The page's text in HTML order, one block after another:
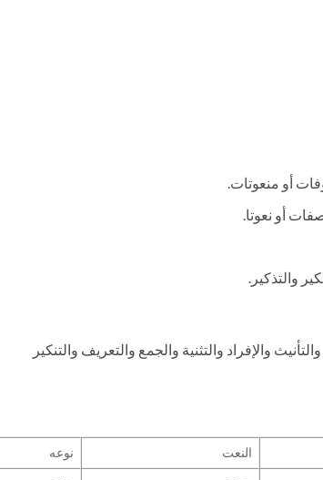
أو منعوتات.
أو نعوتا.
والتذكير.
والإفراد والتثنية والجمع والتعريف والتنكير
النعت
نوعه